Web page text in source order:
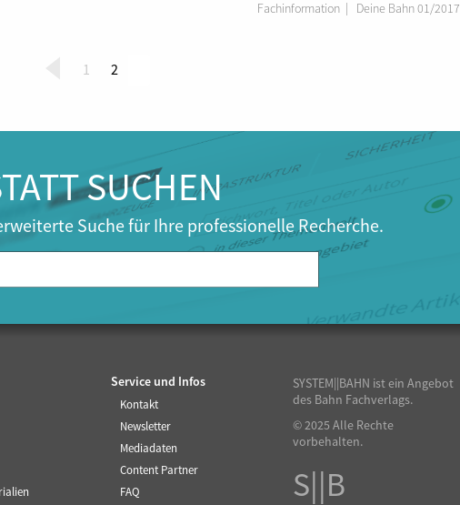
Fachinformation Deine Bahn 01/2017
1 2(
r
n
t
)
SUCHEN
Suche für Ihre professionelle Recherche.
Service und Infos
Kontakt
Newsletter
Mediadaten
Content Partner
FAQ
SYSTEM||BAHN ist ein Angebot
des Bahn Fachverlags.
© 2025 Alle Rechte
vorbehalten.
S||B